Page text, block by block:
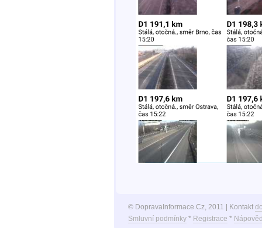
© DopravaInformace.Cz, 2011 | Kontakt
Smluvní podmínky* Registrace *